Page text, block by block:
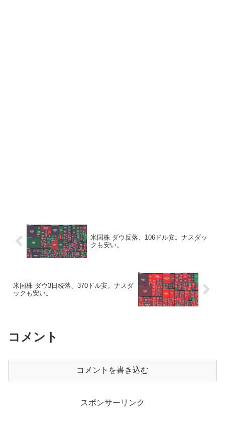
米国株 ダウ反落、106ドル安。ナスダッ
クも安い。
米国株 ダウ3日続落、370ドル安。ナスダ
ックも安い。
コメント
コメントを書き込む
スポンサーリンク